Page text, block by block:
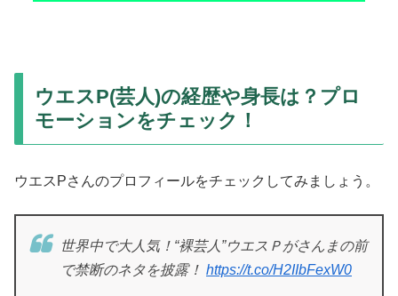
ウエスP(芸人)の経歴や身長は？プロ
モーションをチェック！
ウエスPさんのプロフィールをチェックしてみましょう。
世界中で大人気！“裸芸人”ウエスＰがさんまの前
で禁断のネタを披露！ https://t.co/H2IIbFexW0